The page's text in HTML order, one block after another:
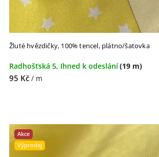
Žluté hvězdičky, 100% tencel, plátno/šatovka
Radhošťská 5, Ihned k odeslání(19 m)
95 Kč / m
Akce
Výprodej